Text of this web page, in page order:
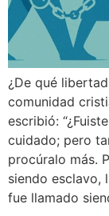
¿De qué
comunidad
escribió:
cuidado; pero
procúralo más.
siendo esclavo,
fue llamado